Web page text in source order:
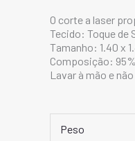
O corte a laser
Tecido: Toque de
Tamanho: 1.40 x
Composição:
Lavar à mão e
Peso